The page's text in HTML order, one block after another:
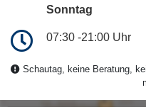
Sonntag
07:30 -21:00 Uhr
Schautag, keine Beratung,